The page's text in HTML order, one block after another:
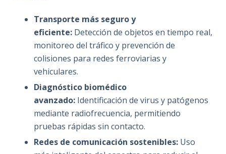
Transporte más seguro y
eficiente:Detección de objetos en tiempo real,
monitoreo del tráfico y prevención de
colisiones para redes ferroviarias y
vehiculares.
Diagnóstico biomédico
avanzado:Identificación de virus y patógenos
mediante radiofrecuencia, permitiendo
pruebas rápidas sin contacto.
Redes de comunicación sostenibles:Uso